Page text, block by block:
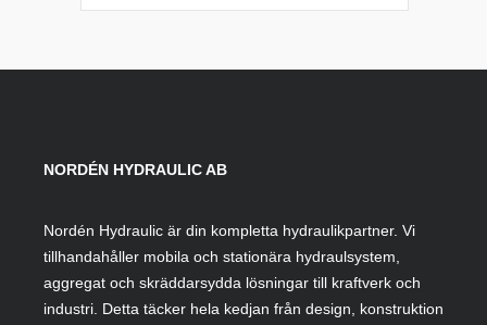
NORDÉN HYDRAULIC AB
Nordén Hydraulic är din kompletta hydraulikpartner. Vi
tillhandahåller mobila och stationära hydraulsystem,
aggregat och skräddarsydda lösningar till kraftverk och
industri. Detta täcker hela kedjan från design, konstruktion